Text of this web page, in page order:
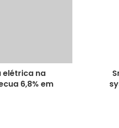
elétrica na
6,8% em